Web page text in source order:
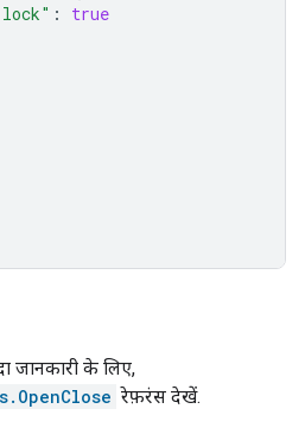
:
true
जानकारी के लिए,
रेफ़रंस देखें.